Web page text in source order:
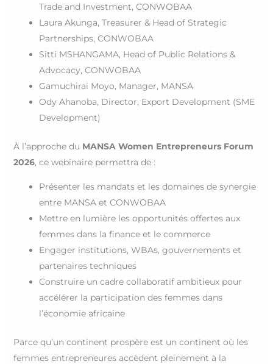
Trade and Investment, CONWOBAA
Laura Akunga, Treasurer & Head of Strategic
Partnerships, CONWOBAA
Sitti MSHANGAMA, Head of Public Relations &
Advocacy, CONWOBAA
Gamuchirai Moyo, Manager, MANSA
Ody Ahanoba, Director, Export Development (SME
Development)
À l’approche du MANSA Women Entrepreneurs Forum
2026, ce webinaire permettra de :
Présenter les mandats et les domaines de synergie
entre MANSA et CONWOBAA
Mettre en lumière les opportunités offertes aux
femmes dans la finance et le commerce
Engager institutions, WBAs, gouvernements et
partenaires techniques
Construire un cadre collaboratif ambitieux pour
accélérer la participation des femmes dans
l’économie africaine
Parce qu’un continent prospère est un continent où les
femmes entrepreneures accèdent pleinement à la